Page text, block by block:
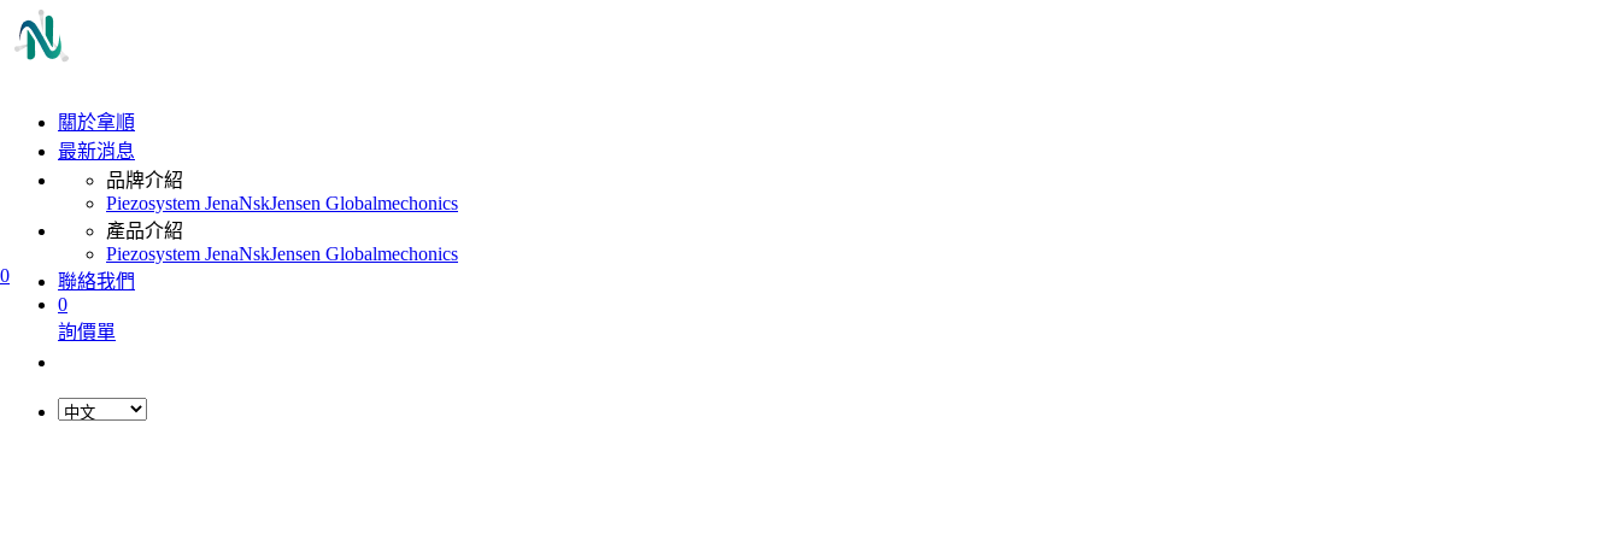
0
關於拿順
最新消息
品牌介紹
Piezosystem JenaNskJensen Globalmechonics
產品介紹
Piezosystem JenaNskJensen Globalmechonics
聯絡我們
0
詢價單